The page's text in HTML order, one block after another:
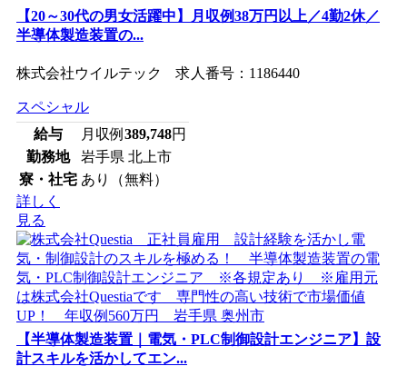
【20～30代の男女活躍中】月収例38万円以上／4勤2休／
半導体製造装置の...
株式会社ウイルテック 求人番号：1186440
スペシャル
給与
月収例 389,748円
勤務地
岩手県 北上市
寮・社宅 あり（無料）
詳しく
見る
【半導体製造装置｜電気・PLC制御設計エンジニア】設
計スキルを活かしてエン...